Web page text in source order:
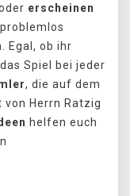
erscheinen
Egal, ob ihr
Spiel bei jeder
, die auf dem
von Herrn Ratzig
helfen euch